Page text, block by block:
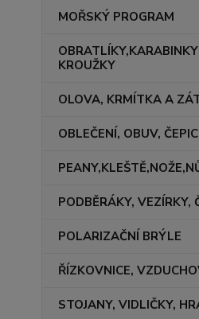
MOŘSKÝ PROGRAM
KROUŽKY
OLOVA, KRMÍTKA A
OBLEČENÍ, OBUV,
PODBĚRÁKY, VEZÍRKY,
POLARIZAČNÍ BRÝLE
ŘÍZKOVNICE,
STOJANY, VIDLIČKY,